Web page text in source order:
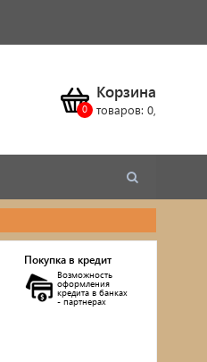
Корзина
товаров: 0,
Покупка в кредит
Возможность
оформления
кредита в банках
- партнерах